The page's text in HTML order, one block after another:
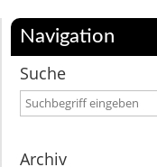
Navigation
Suche
Archiv